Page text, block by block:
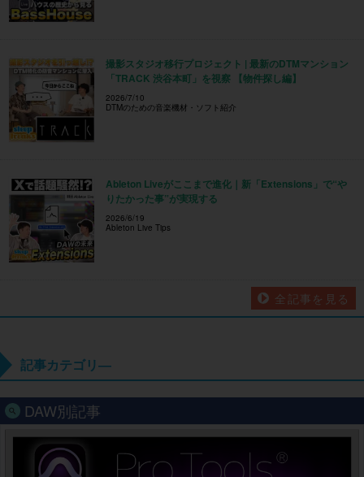
撮影スタジオ移行プロジェクト | 最新のDTMマンション
「TRACK 渋谷本町」を視察 【物件探し編】
2026/7/10
DTMのための音楽機材・ソフト紹介
Ableton Liveがここまで進化｜新「Extensions」で“や
りたかった事”が実現する
2026/6/19
Ableton Live Tips
全記事を見る
記事カテゴリ―
DAW別記事